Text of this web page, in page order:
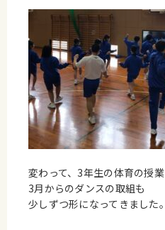
変わって、3年生の体育の授業
3月からのダンスの取組も
少しずつ形になってきました。